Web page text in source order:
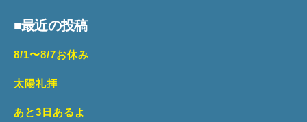
象:
■最近の投稿
8/1〜8/7お休み
太陽礼拝
あと3日あるよ